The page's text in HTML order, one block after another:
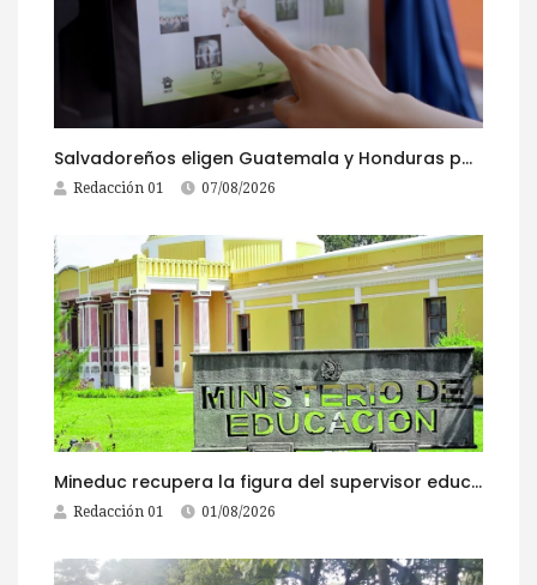
Salvadoreños eligen Guatemala y Honduras para viajar durante las Fiestas Agostinas
Redacción 01 07/08/2026
Mineduc recupera la figura del supervisor educativo con 968 plazas
Redacción 01 01/08/2026